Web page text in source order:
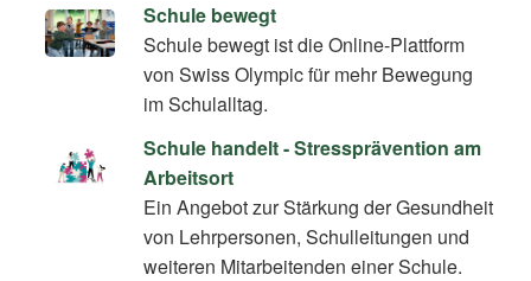
Schule bewegt
Schule bewegt ist die Online-Plattform
von Swiss Olympic für mehr Bewegung
im Schulalltag.
Schule handelt - Stressprävention am
Arbeitsort
Ein Angebot zur Stärkung der Gesundheit
von Lehrpersonen, Schulleitungen und
weiteren Mitarbeitenden einer Schule.